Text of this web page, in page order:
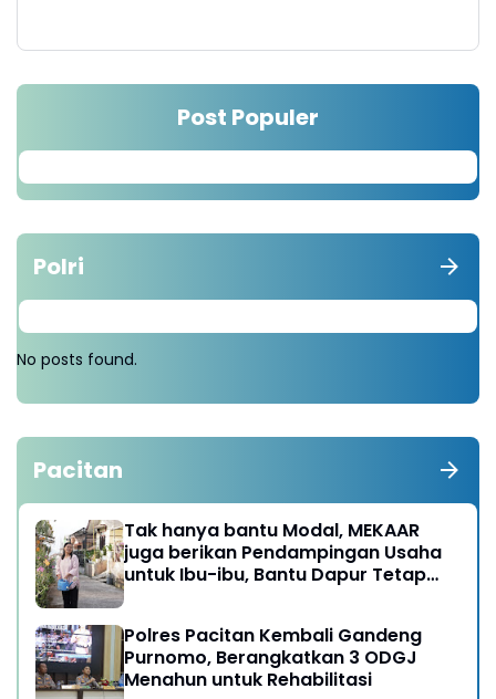
Post Populer
Polri
No posts found.
Pacitan
Tak hanya bantu Modal, MEKAAR
juga berikan Pendampingan Usaha
untuk Ibu-ibu, Bantu Dapur Tetap
Polres Pacitan Kembali Gandeng
Purnomo, Berangkatkan 3 ODGJ
Menahun untuk Rehabilitasi